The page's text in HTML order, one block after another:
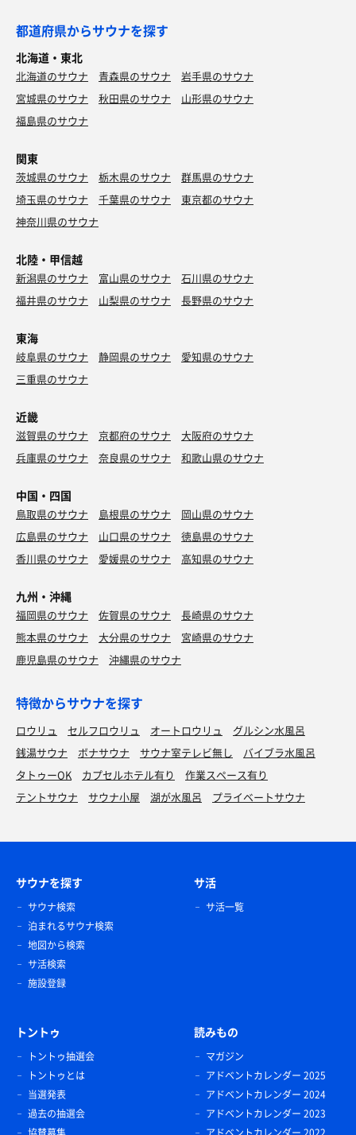
都道府県からサウナを探す
北海道・東北
北海道のサウナ 青森県のサウナ
岩手県のサウナ
宮城県のサウナ
秋田県のサウナ
山形県のサウナ
福島県のサウナ
関東
茨城県のサウナ 栃木県のサウナ
群馬県のサウナ
埼玉県のサウナ
千葉県のサウナ
東京都のサウナ
神奈川県のサウナ
北陸・甲信越
新潟県のサウナ 富山県のサウナ
石川県のサウナ
福井県のサウナ
山梨県のサウナ 長野県のサウナ
東海
岐阜県のサウナ 静岡県のサウナ
愛知県のサウナ
三重県のサウナ
近畿
滋賀県のサウナ 京都府のサウナ
大阪府のサウナ
兵庫県のサウナ
奈良県のサウナ 和歌山県のサウナ
中国・四国
鳥取県のサウナ 島根県のサウナ
岡山県のサウナ
広島県のサウナ
山口県のサウナ
徳島県のサウナ
香川県のサウナ
愛媛県のサウナ 高知県のサウナ
九州・沖縄
福岡県のサウナ 佐賀県のサウナ
長崎県のサウナ
熊本県のサウナ
大分県のサウナ
宮崎県のサウナ
鹿児島県のサウナ
沖縄県のサウナ
特徴からサウナを探す
ロウリュ セルフロウリュ オートロウリュ
グルシン水風呂
銭湯サウナ
ボナサウナ サウナ室テレビ無し
バイブラ水風呂
タトゥーOK
カプセルホテル有り
作業スペース有り
テントサウナ
サウナ小屋 湖が水風呂 プライベートサウナ
サウナを探す
サウナ検索
泊まれるサウナ検索
地図から検索
サ活検索
施設登録
サ活
サ活一覧
トントゥ
トントゥ抽選会
トントゥとは
当選発表
過去の抽選会
読みもの
マガジン
アドベントカレンダー 2025
アドベントカレンダー 2024
アドベントカレンダー 2023